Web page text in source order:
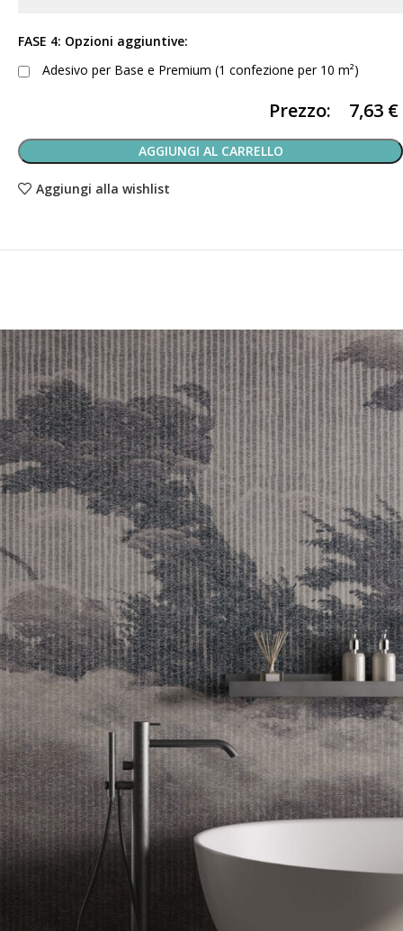
FASE 4: Opzioni aggiuntive:
Adesivo per Base e Premium (1 confezione per 10 m²)
Prezzo: 7,63 €
AGGIUNGI AL CARRELLO
Aggiungi alla wishlist